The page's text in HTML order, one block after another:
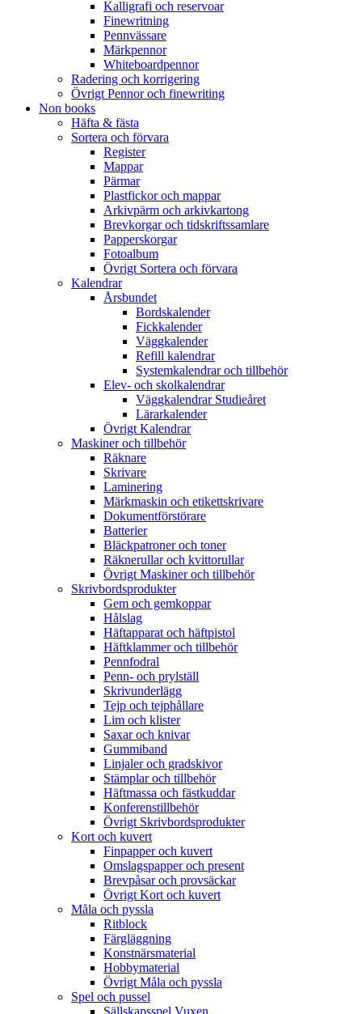
Kalligrafi och reservoar
Finewritning
Pennvässare
Märkpennor
Whiteboardpennor
Radering och korrigering
Övrigt Pennor och finewriting
Non books
Häfta & fästa
Sortera och förvara
Register
Mappar
Pärmar
Plastfickor och mappar
Arkivpärm och arkivkartong
Brevkorgar och tidskriftssamlare
Papperskorgar
Fotoalbum
Övrigt Sortera och förvara
Kalendrar
Årsbundet
Bordskalender
Fickkalender
Väggkalender
Refill kalendrar
Systemkalendrar och tillbehör
Elev- och skolkalendrar
Väggkalendrar Studieåret
Lärarkalender
Övrigt Kalendrar
Maskiner och tillbehör
Räknare
Skrivare
Laminering
Märkmaskin och etikettskrivare
Dokumentförstörare
Batterier
Bläckpatroner och toner
Räknerullar och kvittorullar
Övrigt Maskiner och tillbehör
Skrivbordsprodukter
Gem och gemkoppar
Hålslag
Häftapparat och häftpistol
Häftklammer och tillbehör
Pennfodral
Penn- och prylställ
Skrivunderlägg
Tejp och tejphållare
Lim och klister
Saxar och knivar
Gummiband
Linjaler och gradskivor
Stämplar och tillbehör
Häftmassa och fästkuddar
Konferenstillbehör
Övrigt Skrivbordsprodukter
Kort och kuvert
Finpapper och kuvert
Omslagspapper och present
Brevpåsar och provsäckar
Övrigt Kort och kuvert
Måla och pyssla
Ritblock
Färgläggning
Konstnärsmaterial
Hobbymaterial
Övrigt Måla och pyssla
Spel och pussel
Sällskapsspel Vuxen